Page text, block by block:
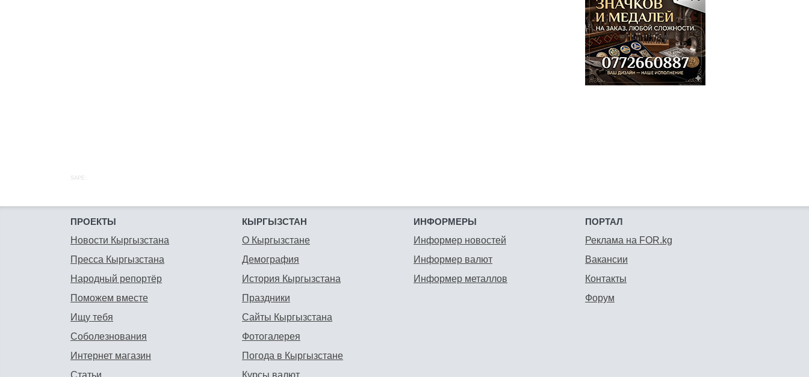
SAPE:
ПРОЕКТЫ
Новости Кыргызстана
Пресса Кыргызстана
Народный репортёр
Поможем вместе
Ищу тебя
Соболезнования
Интернет магазин
КЫРГЫЗСТАН
О Кыргызстане
Демография
История Кыргызстана
Праздники
Сайты Кыргызстана
Фотогалерея
Погода в Кыргызстане
ИНФОРМЕРЫ
Информер новостей
Информер валют
Информер металлов
ПОРТАЛ
Реклама на FOR.kg
Вакансии
Контакты
Форум